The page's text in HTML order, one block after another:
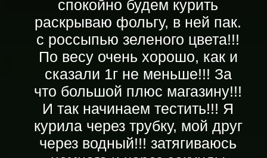
спокойно будем курить
раскрываю фольгу, в ней пак.
с россыпью зеленого цвета!!!
По весу очень хорошо, как и
сказали 1г не меньше!!! За
что большой плюс магазину!!!
И так начинаем тестить!!! Я
курила через трубку, мой друг
через водный!!! затягиваюсь